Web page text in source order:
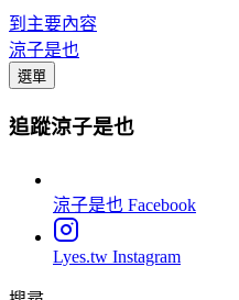
到主要內容
涼子是也
選單
追蹤涼子是也
涼子是也 Facebook
Lyes.tw Instagram